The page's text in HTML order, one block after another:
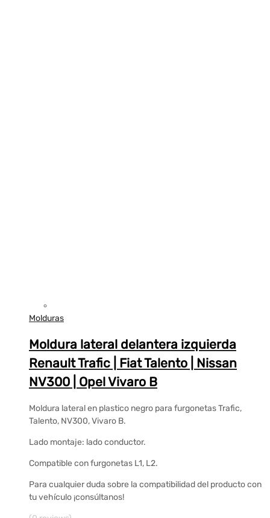
Molduras
Moldura lateral delantera izquierda
Renault Trafic | Fiat Talento | Nissan
NV300 | Opel Vivaro B
Moldura lateral en plastico negro para furgonetas Trafic,
Talento, NV300, Vivaro B.
Lado montaje: lado conductor.
Compatible con furgonetas L1, L2.
Para cualquier duda sobre la compatibilidad del producto con
tu vehículo ¡consúltanos!